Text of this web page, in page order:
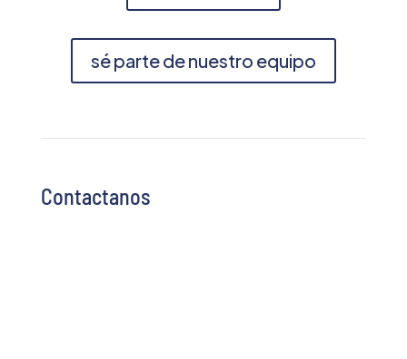
sé parte de nuestro equipo
Contactanos